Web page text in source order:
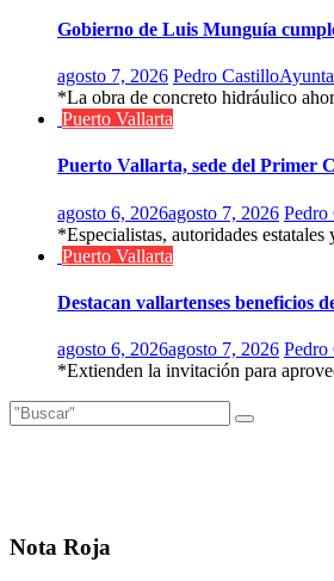
Gobierno de Luis Munguía
agosto 7, 2026 Pedro Castillo
*La obra de concreto hidráulico
Puerto Vallarta
Puerto Vallarta, sede del Primer
agosto 6, 2026agosto 7, 2026 Pedro
*Especialistas, autoridades
Puerto Vallarta
Destacan vallartenses beneficios
agosto 6, 2026agosto 7, 2026 Pedro
*Extienden la invitación para
Nota Roja